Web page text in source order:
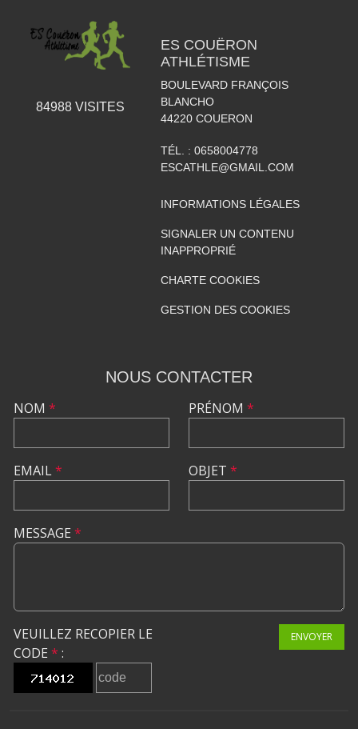
84988VISITES
ES COUËRON
ATHLÉTISME
BOULEVARD FRANÇOIS
BLANCHO
44220 COUERON
TÉL. : 0658004778
ESCATHLE@GMAIL.COM
INFORMATIONS LÉGALES
SIGNALER UN CONTENU
INAPPROPRIÉ
CHARTE COOKIES
GESTION DES COOKIES
NOUS CONTACTER
NOM *
EMAIL*
PRÉNOM *
OBJET *
MESSAGE *
VEUILLEZ RECOPIER LE
CODE * :
ENVOYER